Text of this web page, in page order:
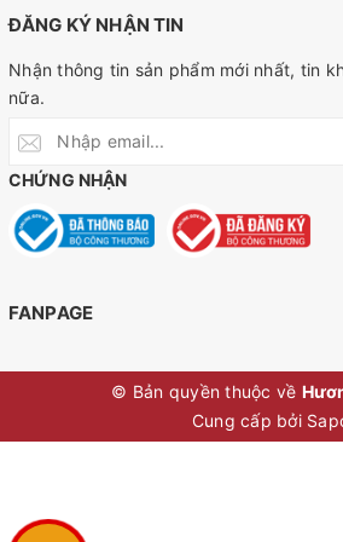
ĐĂNG KÝ NHẬN TIN
Nhận thông tin sản phẩm mới nhất, tin
nữa.
CHỨNG NHẬN
FANPAGE
© Bản quyền thuộc về
Cung cấp bởi